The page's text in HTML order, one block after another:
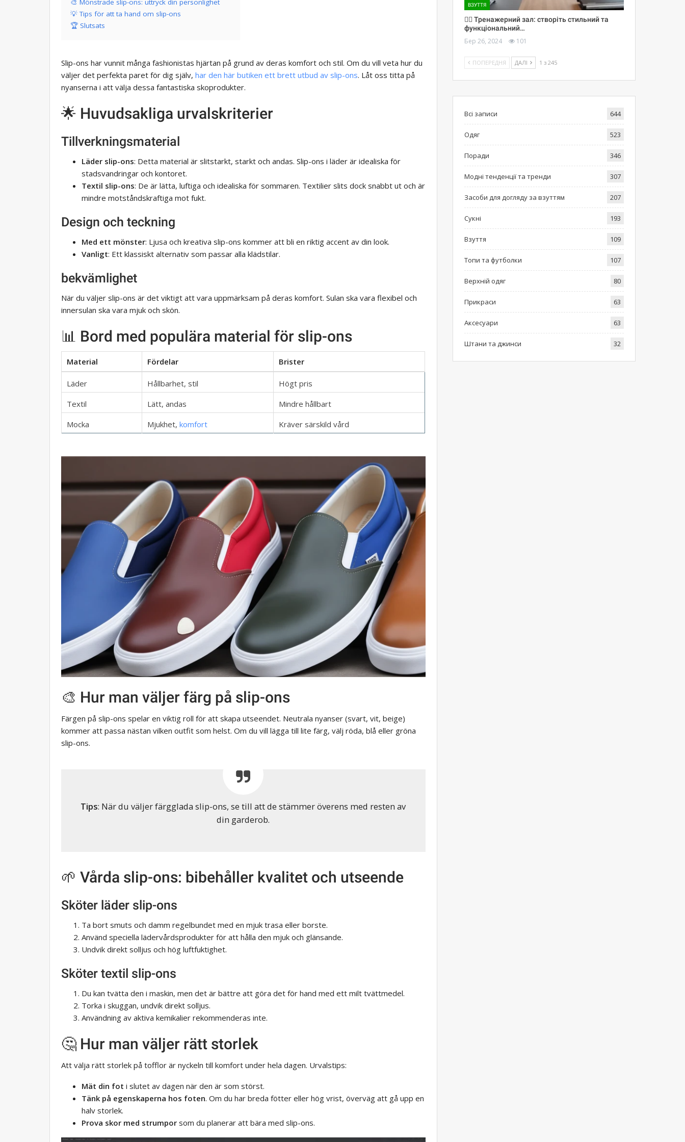
🎨 Mönstrade slip-ons: uttryck din personlighet
💡 Tips för att ta hand om slip-ons
🏆 Slutsats
Slip-ons har vunnit många fashionistas hjärtan på grund av deras komfort och stil. Om du vill veta hur du
väljer det perfekta paret för dig själv, har den här butiken ett brett utbud av slip-ons. Låt oss titta på
nyanserna i att välja dessa fantastiska skoprodukter.
🌟 Huvudsakliga urvalskriterier
Tillverkningsmaterial
Läder slip-ons: Detta material är slitstarkt, starkt och andas. Slip-ons i läder är idealiska för
stadsvandringar och kontoret.
Textil slip-ons: De är lätta, luftiga och idealiska för sommaren. Textilier slits dock snabbt ut och är
mindre motståndskraftiga mot fukt.
Design och teckning
Med ett mönster: Ljusa och kreativa slip-ons kommer att bli en riktig accent av din look.
Vanligt: Ett klassiskt alternativ som passar alla klädstilar.
bekvämlighet
När du väljer slip-ons är det viktigt att vara uppmärksam på deras komfort. Sulan ska vara flexibel och
innersulan ska vara mjuk och skön.
📊 Bord med populära material för slip-ons
Material Fördelar Brister
Läder Hållbarhet, stil
Högt pris
Textil
Lätt, andas
Mindre hållbart
Mocka
Mjukhet, komfort Kräver särskild vård
🎨 Hur man väljer färg på slip-ons
Färgen på slip-ons spelar en viktig roll för att skapa utseendet. Neutrala nyanser (svart, vit, beige)
kommer att passa nästan vilken outfit som helst. Om du vill lägga till lite färg, välj röda, blå eller gröna
slip-ons.
Tips: När du väljer färgglada slip-ons, se till att de stämmer överens med resten av
din garderob.
🌱 Vårda slip-ons: bibehåller kvalitet och utseende
Sköter läder slip-ons
Ta bort smuts och damm regelbundet med en mjuk trasa eller borste.
Använd speciella lädervårdsprodukter för att hålla den mjuk och glänsande.
Undvik direkt solljus och hög luftfuktighet.
Sköter textil slip-ons
Du kan tvätta den i maskin, men det är bättre att göra det för hand med ett milt tvättmedel.
Torka i skuggan, undvik direkt solljus.
Användning av aktiva kemikalier rekommenderas inte.
🤔 Hur man väljer rätt storlek
Att välja rätt storlek på tofflor är nyckeln till komfort under hela dagen. Urvalstips:
Mät din fot i slutet av dagen när den är som störst.
Tänk på egenskaperna hos foten. Om du har breda fötter eller hög vrist, överväg att gå upp en
halv storlek.
Prova skor med strumpor som du planerar att bära med slip-ons.
ВЗУТТЯ
🏋️‍♀️ Тренажерний зал: створіть стильний та
функціональний…
Бер 26, 2024 101
ПОПЕРЕДНЯ ДАЛІ 1 з 245
Всі записи 644
Одяг 523
Поради 346
Модні тенденції та тренди 307
Засоби для догляду за взуттям 207
Сукні 193
Взуття 109
Топи та футболки 107
Верхній одяг 80
Прикраси 63
Аксесуари 63
Штани та джинси 32